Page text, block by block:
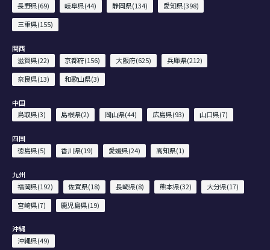
長野県(69)
岐阜県(44) 静岡県(134)
愛知県(398)
三重県(155)
関西
滋賀県(22)
京都府(156) 大阪府(625)
兵庫県(212)
奈良県(13)
和歌山県(3)
中国
鳥取県(3)
島根県(2) 岡山県(44) 広島県(93) 山口県(7)
四国
徳島県(5)
香川県(19) 愛媛県(24) 高知県(1)
九州
福岡県(192)
佐賀県(18) 長崎県(8) 熊本県(32)
大分県(17)
宮崎県(7)
鹿児島県(19)
沖縄
沖縄県(49)